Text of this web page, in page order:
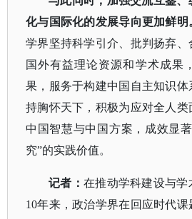
化与国际化的发展导向更加鲜明
学界坚持科学引介、批判扬弃
国外有益理论资源和学术成果
果，服务于构建中国自主知识
持胸怀天下，积极为应对全人
中国智慧与中国方案，成效显
究”的实践价值。
记者： 在推动学科建设与
10年来，政治学界在回应时代